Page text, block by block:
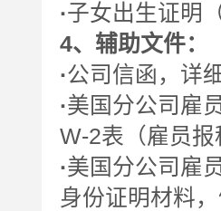
·子女出生证明
4、辅助文件：
·公司信函，详
·美国分公司雇
W-2表（雇员
·美国分公司雇
身份证明材料